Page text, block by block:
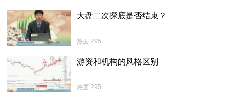
大盘二次探底是否结束？
热度 295
游资和机构的风格区别
热度 295